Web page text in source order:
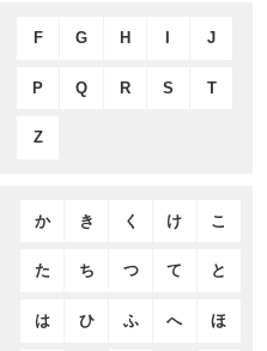
F G H J
P Q R S T
Z
か き く け こ
た ち つ て と
は ひ ふ へ ほ